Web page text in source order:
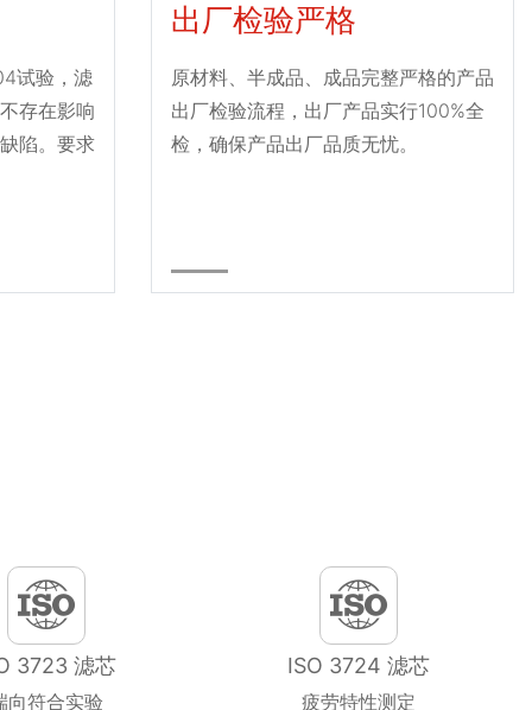
试验，滤
存在影响
陷。要求
出厂检验严格
原材料、半成品、成品完整严格的产品
出厂检验流程，出厂产品实行100%全
检，确保产品出厂品质无忧。
3723 滤芯
向符合实验
ISO 3724 滤芯
疲劳特性测定